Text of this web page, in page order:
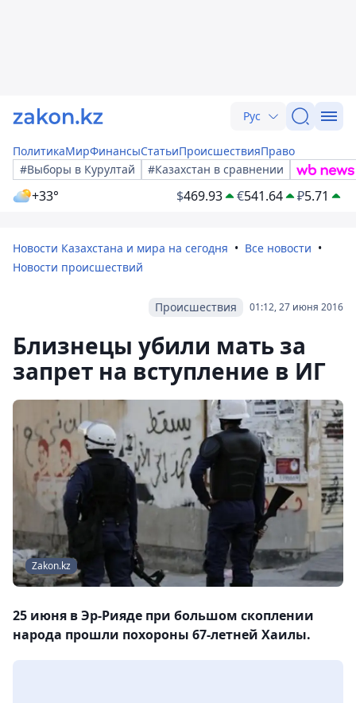
Рус
ПолитикаМирФинансыСтатьиПроисшествияПраво
#Выборы в Курултай
#Казахстан в сравнении
+33° $469.93 €541.64 ₽5.71
Новости Казахстана и мира на сегодня
Все новости
Новости происшествий
01:12, 27 июня 2016
Происшествия
Близнецы убили мать за
запрет на вступление в ИГ
Zakon.kz
25 июня в Эр-Рияде при большом скоплении
народа прошли похороны 67-летней Хаилы.